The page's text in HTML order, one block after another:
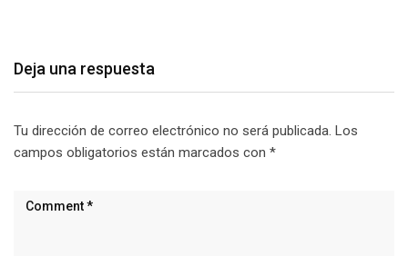
Deja una respuesta
Tu dirección de correo electrónico no será publicada. Los
campos obligatorios están marcados con *